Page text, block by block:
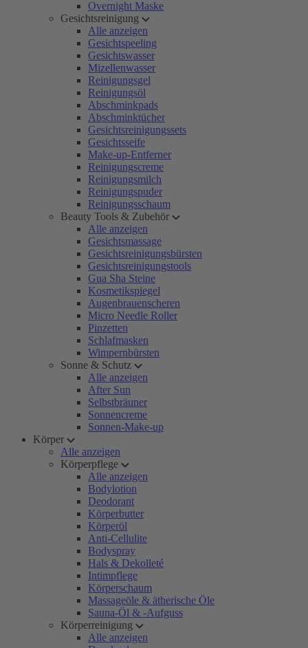
Overnight Maske
Gesichtsreinigung
Alle anzeigen
Gesichtspeeling
Gesichtswasser
Mizellenwasser
Reinigungsgel
Reinigungsöl
Abschminkpads
Abschminktücher
Gesichtsreinigungssets
Gesichtsseife
Make-up-Entferner
Reinigungscreme
Reinigungsmilch
Reinigungspuder
Reinigungsschaum
Beauty Tools & Zubehör
Alle anzeigen
Gesichtsmassage
Gesichtsreinigungsbürsten
Gesichtsreinigungstools
Gua Sha Steine
Kosmetikspiegel
Augenbrauenscheren
Micro Needle Roller
Pinzetten
Schlafmasken
Wimpernbürsten
Sonne & Schutz
Alle anzeigen
After Sun
Selbstbräuner
Sonnencreme
Sonnen-Make-up
Körper
Alle anzeigen
Körperpflege
Alle anzeigen
Bodylotion
Deodorant
Körperbutter
Körperöl
Anti-Cellulite
Bodyspray
Hals & Dekolleté
Intimpflege
Körperschaum
Massageöle & ätherische Öle
Sauna-Öl & -Aufguss
Körperreinigung
Alle anzeigen